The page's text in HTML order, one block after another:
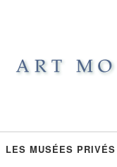
LES MUSÉES PRIVÉS